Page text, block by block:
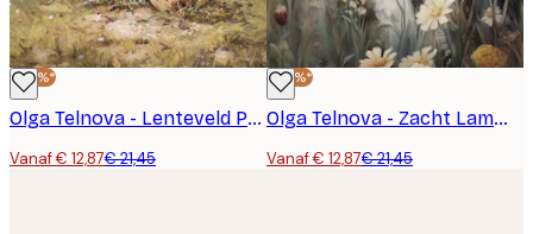
-40%*
Olga Telnova - Lenteveld Paaseieren Poster
Vanaf € 12,87€ 21,45
-40%*
Olga Telnova - Zacht Lammetje in Lentebloemen Poster
Vanaf € 12,87€ 21,45